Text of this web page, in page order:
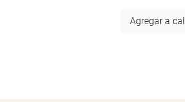
Agregar a